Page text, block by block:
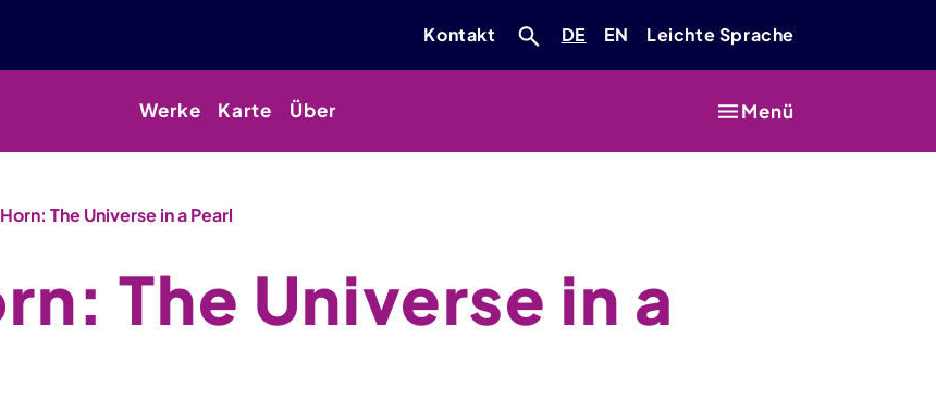
Kontakt Deutsch
DE Englisch
EN Leichte Sprache
Werke Karte Über Menü
The Universe in a Pearl
The Universe in a